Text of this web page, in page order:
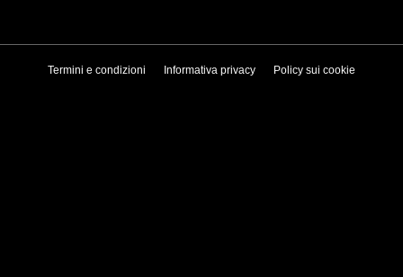
Termini e condizioni Informativa privacy Policy sui cookie